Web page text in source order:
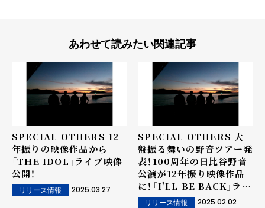
あわせて読みたい関連記事
SPECIAL OTHERS 12
年振りの映像作品から
「THE IDOL」ライブ映像
公開！
リリース情報 2025.03.27
SPECIAL OTHERS 大
盤振る舞いの野音ツアー発
表！100周年の日比谷野音
公演が12年振り映像作品
に！「I'LL BE BACK」ライ
ブ映像公開！
リリース情報 2025.02.02